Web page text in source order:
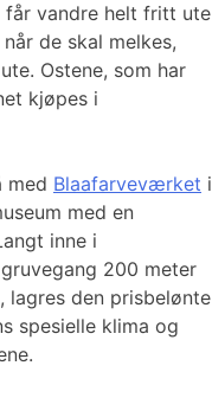
får vandre helt fritt ute
de skal melkes,
Ostene, som har
kjøpes i
med Blaafarveværket i
med en
inne i
200 meter
lagres den prisbelønte
spesielle klima og